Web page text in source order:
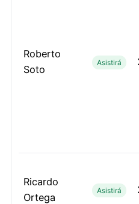
Roberto
Soto
Asistirá
Ricardo
Ortega
Asistirá